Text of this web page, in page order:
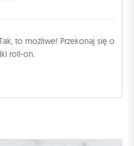
to możliwe! Przekonaj się o
roll-on.